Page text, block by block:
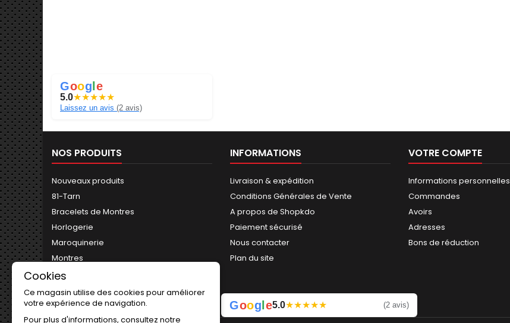
Google
5.0★★★★★
Laissez un avis (2 avis)
NOS PRODUITS
Nouveaux produits
81-Tarn
Bracelets de Montres
Horlogerie
Maroquinerie
Montres
Piles-Batteries-Eclairage
Porte Clés
INFORMATIONS
Livraison & expédition
Conditions Générales de Vente
A propos de Shopkdo
Paiement sécurisé
Nous contacter
Plan du site
VOTRE COMPTE
Informations personnelles
Commandes
Avoirs
Adresses
Bons de réduction
Cookies
Ce magasin utilise des cookies pour améliorer
votre expérience de navigation.
Pour plus d'informations, consultez notre
Google5.0★★★★★ (2 avis)